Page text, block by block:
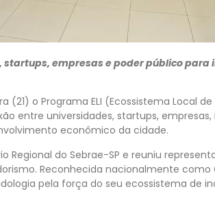
empresas e poder público
(21) o Programa ELI (Ecossistema Local
entre universidades, startups,
econômico da cidade.
Regional do Sebrae-SP e reuniu
Reconhecida nacionalmente como
pela força do seu ecossistema de